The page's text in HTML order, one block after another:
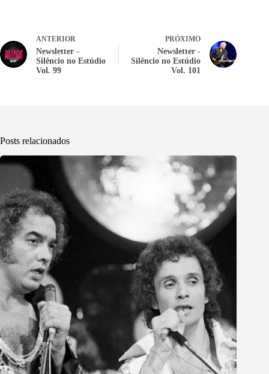
ANTERIOR
Newsletter -
Silêncio no Estúdio
Vol. 99
PRÓXIMO
Newsletter -
Silêncio no Estúdio
Vol. 101
Posts relacionados